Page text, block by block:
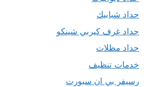
حداد شبابيك
حداد غرف كيربي شينكو
حداد مظلات
خدمات تنظيف
رسيفر بي ان سبورت